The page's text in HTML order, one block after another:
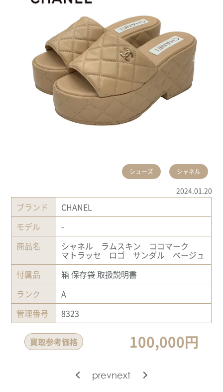
シューズ シャネル
2024.01.20
ブランド
CHANEL
モデル
-
商品名
シャネル ラムスキン ココマーク
マトラッセ ロゴ サンダル ベージュ
付属品
箱 保存袋 取扱説明書
ランク
A
管理番号
8323
買取参考価格 100,000円
prevnext